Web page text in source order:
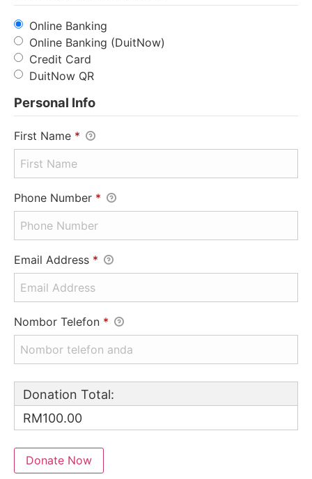
Online Banking
Online Banking (DuitNow)
Credit Card
DuitNow QR
Personal Info
First Name *
Phone Number *
Email Address *
Nombor Telefon *
Donation Total:
RM100.00